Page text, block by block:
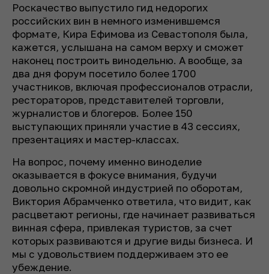
Роскачество выпустило гид недорогих
российских вин в немного изменившемся
формате, Кира Ефимова из Севастополя была,
кажется, услышана на самом верху и сможет
наконец построить винодельню. А вообще, за
два дня форум посетило более 1700
участников, включая профессионалов отрасли,
рестораторов, представителей торговли,
журналистов и блогеров. Более 150
выступающих приняли участие в 43 сессиях,
презентациях и мастер-классах.
На вопрос, почему именно виноделие
оказывается в фокусе внимания, будучи
довольно скромной индустрией по оборотам,
Виктория Абрамченко ответила, что видит, как
расцветают регионы, где начинает развиваться
винная сфера, привлекая туристов, за счет
которых развиваются и другие виды бизнеса. И
мы с удовольствием поддерживаем это ее
убеждение.